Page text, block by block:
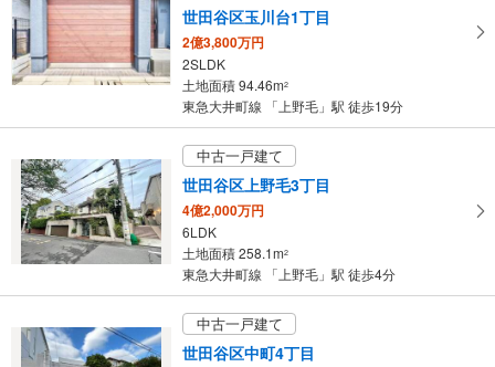
世田谷区玉川台1丁目
2億3,800万円
2SLDK
土地面積 94.46m2
東急大井町線 「上野毛」駅 徒歩19分
中古一戸建て
世田谷区上野毛3丁目
4億2,000万円
6LDK
土地面積 258.1m2
東急大井町線 「上野毛」駅 徒歩4分
中古一戸建て
世田谷区中町4丁目